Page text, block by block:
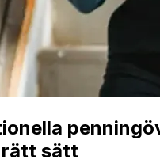
rätt sätt